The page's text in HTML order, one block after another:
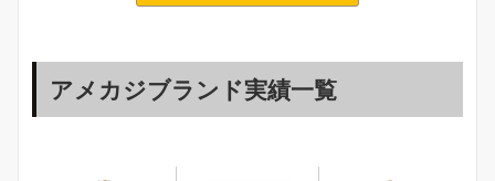
アメカジブランド実績一覧